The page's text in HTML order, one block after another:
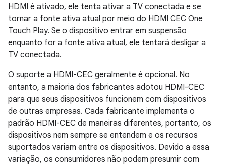
HDMI é ativado, ele tenta ativar a TV conectada e se
tornar a fonte ativa atual por meio do HDMI CEC One
Touch Play. Se o dispositivo entrar em suspensão
enquanto for a fonte ativa atual, ele tentará desligar a
TV conectada.
O suporte a HDMI-CEC geralmente é opcional. No
entanto, a maioria dos fabricantes adotou HDMI-CEC
para que seus dispositivos funcionem com dispositivos
de outras empresas. Cada fabricante implementa o
padrão HDMI-CEC de maneiras diferentes, portanto, os
dispositivos nem sempre se entendem e os recursos
suportados variam entre os dispositivos. Devido a essa
variação, os consumidores não podem presumir com